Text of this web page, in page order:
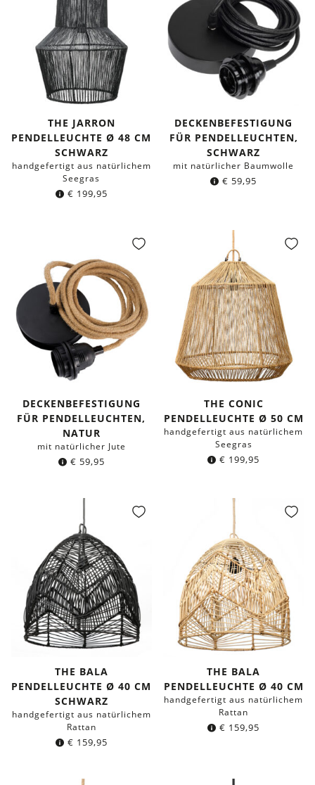
THE JARRON
PENDELLEUCHTE Ø 48 CM
SCHWARZ
handgefertigt aus natürlichem
Seegras
€ 199,95
DECKENBEFESTIGUNG
FÜR PENDELLEUCHTEN,
SCHWARZ
mit natürlicher Baumwolle
€ 59,95
DECKENBEFESTIGUNG
FÜR PENDELLEUCHTEN,
NATUR
mit natürlicher Jute
€ 59,95
THE CONIC
PENDELLEUCHTE Ø 50 CM
handgefertigt aus natürlichem
Seegras
€ 199,95
THE BALA
PENDELLEUCHTE Ø 40 CM
SCHWARZ
handgefertigt aus natürlichem
Rattan
€ 159,95
THE BALA
PENDELLEUCHTE Ø 40 CM
handgefertigt aus natürlichem
Rattan
€ 159,95